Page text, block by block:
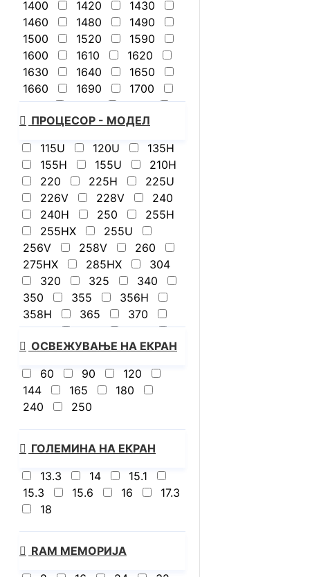
1400
1420
1430
1460
1480
1490
1500
1520
1590
1600
1610
1620
1630
1640
1650
1660
1690
1700
1710
1720
1740
1770
1790
1800
1960
2100
2110
2190
2200
2380
2400
2420
2430
2440
2500
2540
2550
2560
2570
2600
2650 3500
ПРОЦЕСОР - МОДЕЛ
115U
120U
135H
155H
155U
210H
220
225H
225U
226V
228V
240
240H
250
255H
255HX
255U
256V
258V
260
275HX
285HX
304
320
325
340
350
355
356H
358H
365
370
386H
392
395
430
445
450
5825U
7235HS
7320U
7445HS
7520U
7535U
7735HS
8940HX
9955HX
13450HX
i5-13420H
i7-1355U
i7-14650HX
ОСВЕЖУВАЊЕ НА ЕКРАН
60
90
120
144
165
180
240
250
ГОЛЕМИНА НА ЕКРАН
13.3
14
15.1
15.3
15.6 16
17.3
18
RAM МЕМОРИЈА